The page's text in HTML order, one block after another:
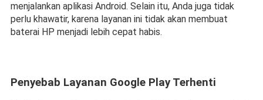
menjalankan aplikasi Android. Selain itu, Anda juga tidak
perlu khawatir, karena layanan ini tidak akan membuat
baterai HP menjadi lebih cepat habis.
Penyebab Layanan Google Play Terhenti